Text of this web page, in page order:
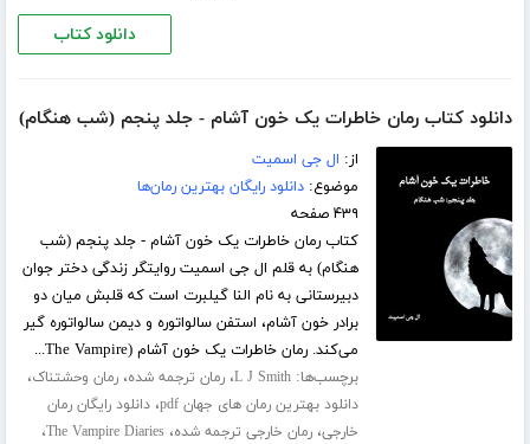
دانلود کتاب
دانلود کتاب رمان خاطرات یک خون آشام - جلد پنجم (شب هنگام)
از: ال جی اسمیت
موضوع:دانلود رایگان بهترین رمان‌ها
۴۳۹ صفحه
کتاب رمان خاطرات یک خون آشام - جلد پنجم (شب
هنگام) به قلم ال جی اسمیت روایتگر زندگی دختر جوان
دبیرستانی به نام النا گیلبرت است که قلبش میان دو
برادر خون آشام، استفن سالواتوره و دیمن سالواتوره گیر
می‌کند. رمان خاطرات یک خون آشام (The Vampire...
برچسب‌ها:L J Smith،رمان ترجمه شده،رمان وحشتناک،
دانلود بهترین رمان های جهان pdf ،دانلود رایگان رمان
خارجی،رمان خارجی ترجمه شده،The Vampire Diaries،